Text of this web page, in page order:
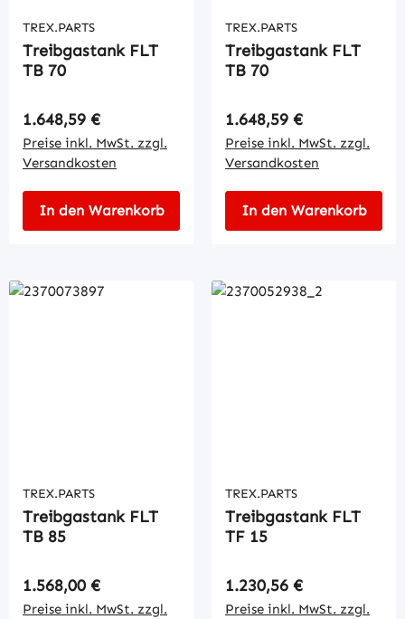
TREX.PARTS
Treibgastank FLT
TB 70
Regulärer Preis:
1.648,59 €
Preise inkl. MwSt. zzgl.
Versandkosten
In den Warenkorb
TREX.PARTS
Treibgastank FLT
TB 70
Regulärer Preis:
1.648,59 €
Preise inkl. MwSt. zzgl.
Versandkosten
In den Warenkorb
TREX.PARTS
Treibgastank FLT
TB 85
Regulärer Preis:
1.568,00 €
Preise inkl. MwSt. zzgl.
TREX.PARTS
Treibgastank FLT
TF 15
Regulärer Preis:
1.230,56 €
Preise inkl. MwSt. zzgl.